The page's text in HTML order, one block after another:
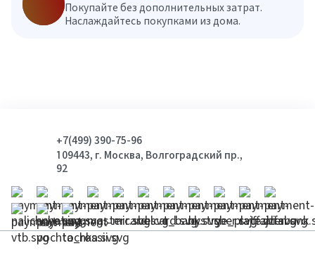
Покупайте без дополнительных затрат.
Наслаждайтесь покупками из дома.
+7(499) 390-75-96
109443, г. Москва, Волгоградский пр.,
92